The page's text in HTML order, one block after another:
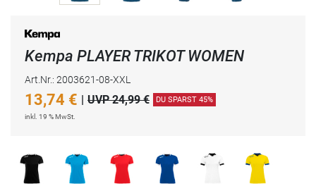
Kempa PLAYER TRIKOT WOMEN
Art.Nr.: 2003621-08-XXL
13,74 € | UVP 24,99 € DU SPARST 45%
inkl. 19 % MwSt.